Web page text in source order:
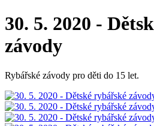
30. 5. 2020 -
závody
Rybářské závody pro děti do 15 let.